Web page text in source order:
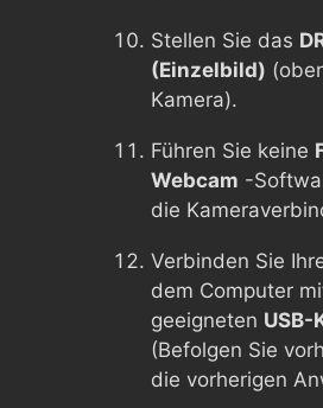
Stellen Sie das
(Einzelbild)
Kamera).
Führen Sie keine
Webcam -
die
Verbinden Sie
dem Computer
geeigneten USB-
(Befolgen Sie
die vorherigen